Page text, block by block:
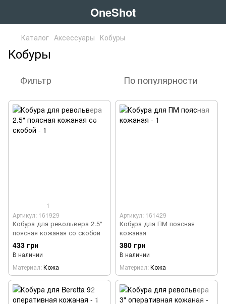
OneShot
Каталог Аксессуары Кобуры
Кобуры
Фильтр По популярности
1
Артикул: 161929
Кобура для револьвера 2.5"
поясная кожаная со скобой
433 грн
В наличии
Материал Кожа
Артикул: 161429
Кобура для ПМ поясная
кожаная
380 грн
В наличии
Материал Кожа